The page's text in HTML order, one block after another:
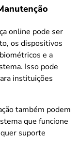
online pode ser
os dispositivos
e a
Isso pode
instituições
também podem
que funcione
suporte